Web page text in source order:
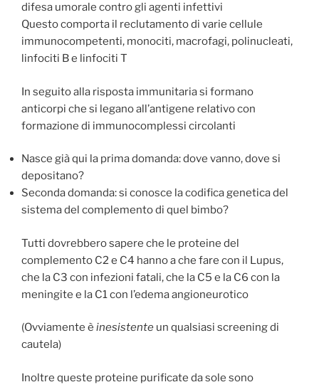
difesa umorale contro gli agenti infettivi
Questo comporta il reclutamento di varie cellule
immunocompetenti, monociti, macrofagi, polinucleati,
linfociti B e linfociti T
In seguito alla risposta immunitaria si formano
anticorpi che si legano all’antigene relativo con
formazione di immunocomplessi circolanti
Nasce già qui la prima domanda: dove vanno, dove si
depositano?
Seconda domanda: si conosce la codifica genetica del
sistema del complemento di quel bimbo?
Tutti dovrebbero sapere che le proteine del
complemento C2 e C4 hanno a che fare con il Lupus,
che la C3 con infezioni fatali, che la C5 e la C6 con la
meningite e la C1 con l’edema angioneurotico
(Ovviamente è inesistente un qualsiasi screening di
cautela)
Inoltre queste proteine purificate da sole sono